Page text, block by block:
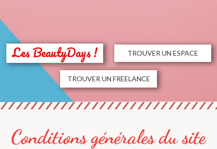
Les BeautyDays ! TROUVER UN ESPACE
TROUVER UN FREELANCE
Conditions générales du site